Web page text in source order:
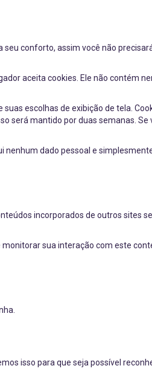
conforto, assim você não
aceita cookies. Ele não contém
escolhas de exibição de tela.
será mantido por duas semanas. Se
nenhum dado pessoal e
incorporados de outros sites
sua interação com este
isso para que seja possível